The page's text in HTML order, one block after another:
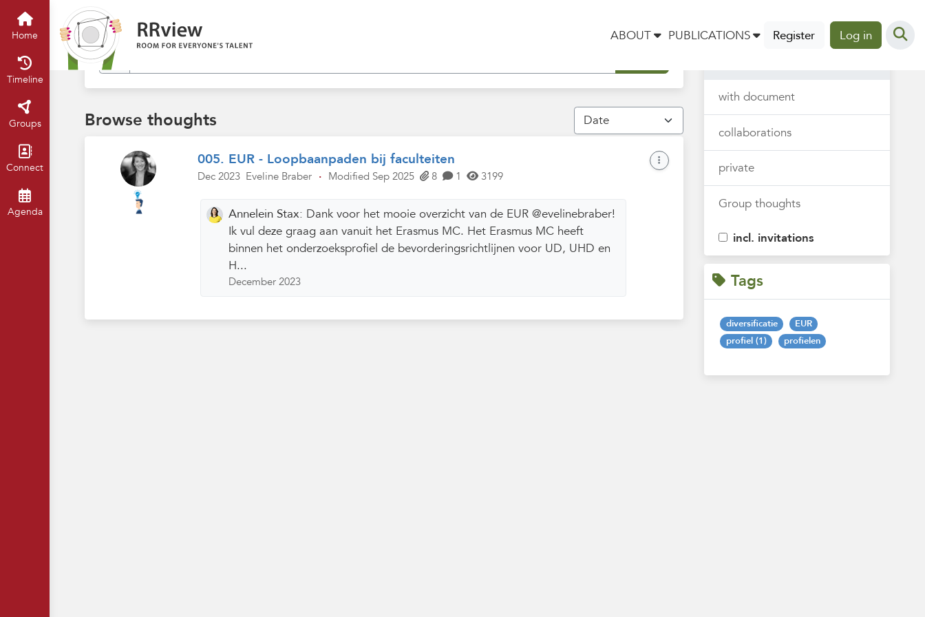
ABOUT PUBLICATIONS Register Log in
Home
Timeline
Groups
Connect
Agenda
Find in my thoughts
Browse thoughts
005. EUR - Loopbaanpaden bij faculteiten
Dec 2023 Eveline Braber · Modified Sep 2025 8 1 3199
Annelein Stax: Dank voor het mooie overzicht van de EUR @evelinebraber!
Ik vul deze graag aan vanuit het Erasmus MC. Het Erasmus MC heeft
binnen het onderzoeksprofiel de bevorderingsrichtlijnen voor UD, UHD en
H...
December 2023
Thoughts
with document
collaborations
private
Group thoughts
incl. invitations
Tags
diversificatie
EUR
profiel (1)
profielen